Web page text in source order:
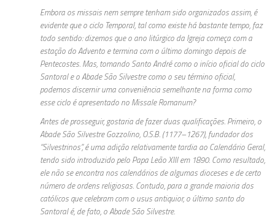
Embora os missais nem sempre tenham sido organizados assim, é
evidente que o ciclo Temporal, tal como existe há bastante tempo, faz
todo sentido: dizemos que o ano litúrgico da Igreja começa com a
estação do Advento e termina com o último domingo depois de
Pentecostes. Mas, tomando Santo André como o início oficial do ciclo
Santoral e o Abade São Silvestre como o seu término oficial,
podemos discernir uma conveniência semelhante na forma como
esse ciclo é apresentado no Missale Romanum?
Antes de prosseguir, gostaria de fazer duas qualificações. Primeiro, o
Abade São Silvestre Gozzolino, O.S.B. (1177–1267), fundador dos
“Silvestrinos”, é uma adição relativamente tardia ao Calendário Geral,
tendo sido introduzido pelo Papa Leão XIII em 1890. Como resultado,
ele não se encontra nos calendários de algumas dioceses e de certo
número de ordens religiosas. Contudo, para a grande maioria dos
católicos que celebram com o usus antiquior, o último santo do
Santoral é, de fato, o Abade São Silvestre.